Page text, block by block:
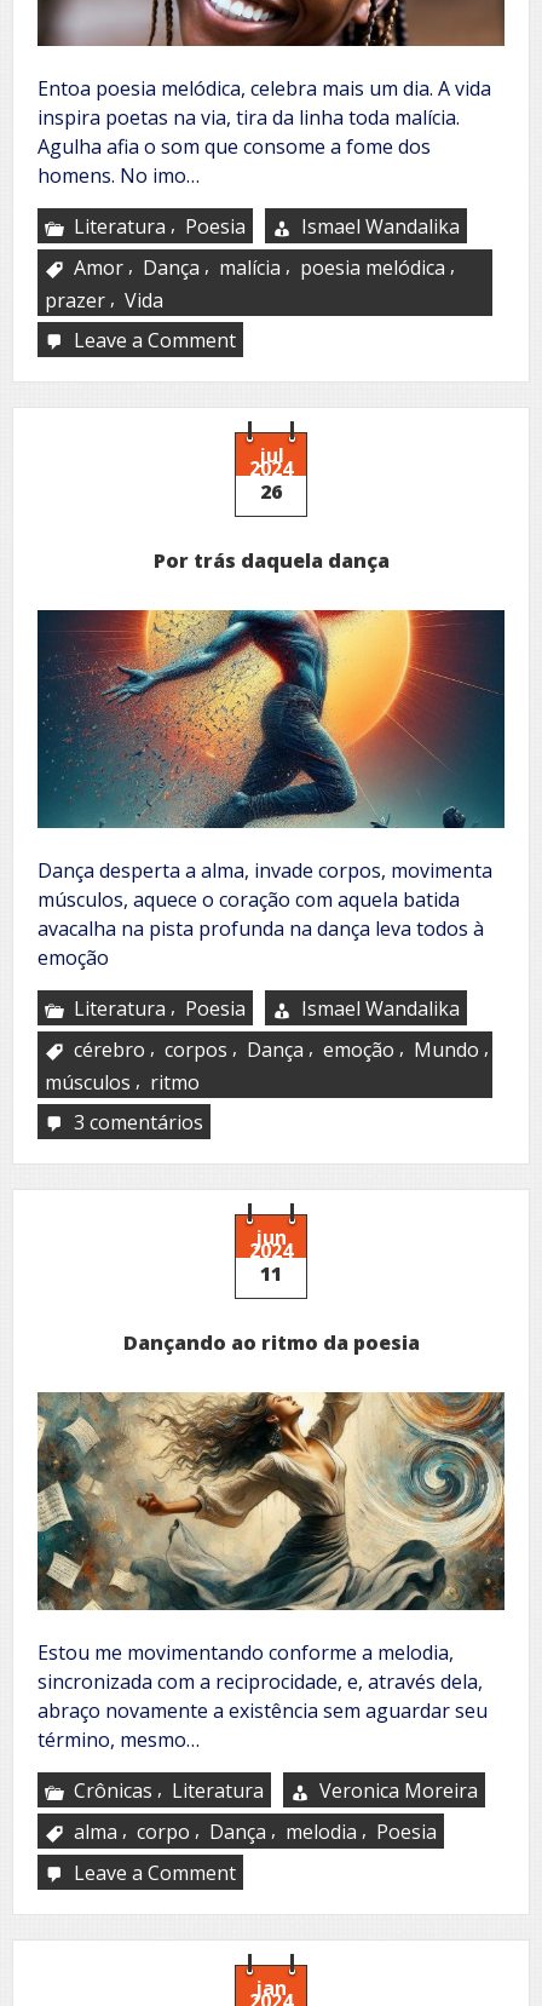
Entoa poesia melódica, celebra mais um dia. A vida
inspira poetas na via, tira da linha toda malícia.
Agulha afia o som que consome a fome dos
homens. No imo…
Literatura , Poesia
Ismael Wandalika
Amor , Dança , malícia , poesia melódica ,
prazer , Vida
Leave a Commenton
sorriso
combina
com
vida
jul
2024
26
Por trás daquela dança
Dança desperta a alma, invade corpos, movimenta
músculos, aquece o coração com aquela batida
avacalha na pista profunda na dança leva todos à
emoção
Literatura , Poesia
Ismael Wandalika
cérebro , corpos , Dança , emoção , Mundo ,
músculos , ritmo
3 comentários
trás
daquela
dança
jun
2024
11
Dançando ao ritmo da poesia
Estou me movimentando conforme a melodia,
sincronizada com a reciprocidade, e, através dela,
abraço novamente a existência sem aguardar seu
término, mesmo…
Crônicas , Literatura
Veronica Moreira
alma , corpo , Dança , melodia , Poesia
Leave a Commenton
ao
ritmo
da
poesia
jan